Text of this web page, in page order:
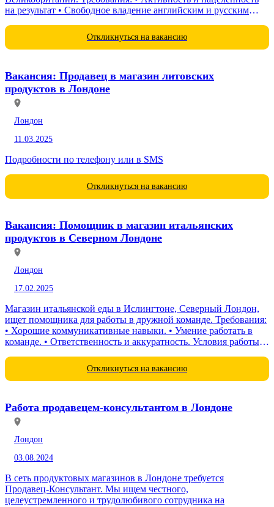
на результат • Свободное владение английским и русским
Откликнуться на вакансию
Вакансия: Продавец в магазин литовских
продуктов в Лондоне
Лондон
11.03.2025
Подробности по телефону или в SMS
Откликнуться на вакансию
Вакансия: Помощник в магазин итальянских
продуктов в Северном Лондоне
Лондон
17.02.2025
Магазин итальянской еды в Ислингтоне, Северный Лондон,
ищет помощника для работы в дружной команде. Требования:
• Хорошие коммуникативные навыки. • Умение работать в
команде. • Ответственность и аккуратность. Условия работы: •
Откликнуться на вакансию
Работа продавецем-консультантом в Лондоне
Лондон
03.08.2024
В сеть продуктовых магазинов в Лондоне требуется
Продавец-Консультант. Мы ищем честного,
целеустремленного и трудолюбивого сотрудника на